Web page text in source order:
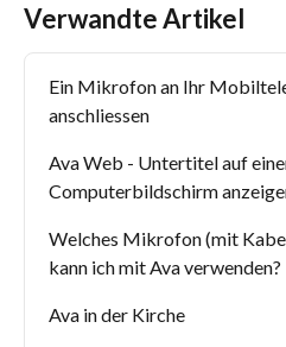
Verwandte Artikel
Ein Mikrofon an Ihr
anschliessen
Ava Web - Untertitel auf
Computerbildschirm
Welches Mikrofon (mit
kann ich mit Ava verwenden?
Ava in der Kirche